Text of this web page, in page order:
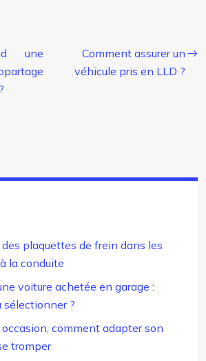
une
Comment assurer un
véhicule pris en LLD ?
plaquettes de frein dans les
la conduite
voiture achetée en garage :
?
comment adapter son
tromper